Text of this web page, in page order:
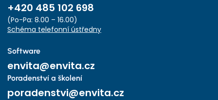
+420 485 102 698
(Po-Pa: 8.00 – 16.00)
Schéma telefonní ústředny
Software
envita@envita.cz
Poradenství a školení
poradenstvi@envita.cz